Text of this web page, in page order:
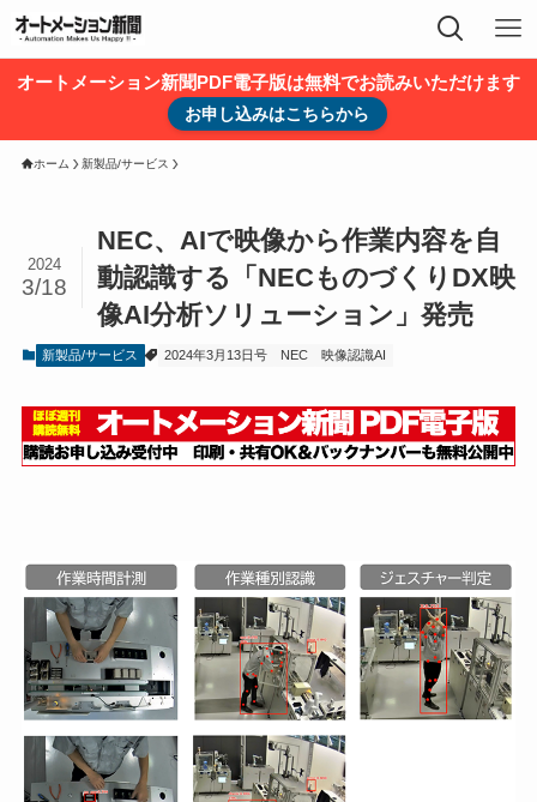
オートメーション新聞PDF電子版は無料でお読みいただけます
お申し込みはこちらから
ホーム 新製品/サービス
NEC、AIで映像から作業内容を自
動認識する「NECものづくりDX映
像AI分析ソリューション」発売
2024
3/18
新製品/サービス 2024年3月13日号 NEC 映像認識AI